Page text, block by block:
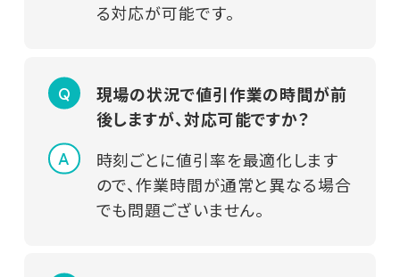
る対応が可能です。
現場の状況で値引作業の時間が前
後しますが、対応可能ですか？
時刻ごとに値引率を最適化します
ので、作業時間が通常と異なる場合
でも問題ございません。